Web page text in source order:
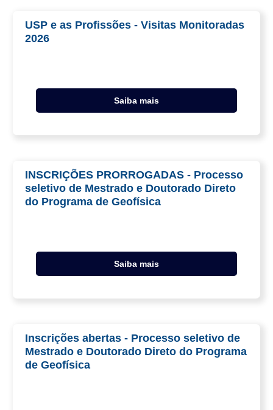
USP e as Profissões - Visitas Monitoradas
2026
Saiba mais
INSCRIÇÕES PRORROGADAS - Processo
seletivo de Mestrado e Doutorado Direto
do Programa de Geofísica
Saiba mais
Inscrições abertas - Processo seletivo de
Mestrado e Doutorado Direto do Programa
de Geofísica